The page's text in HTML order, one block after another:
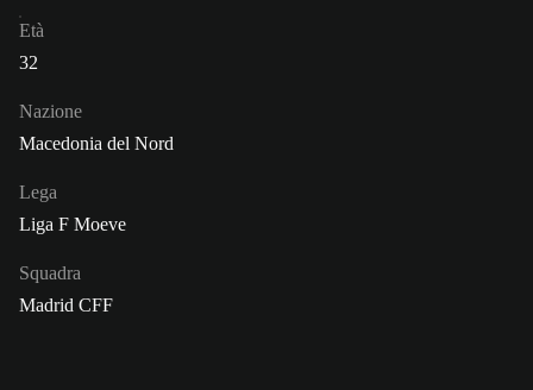
Età
32
Nazione
Macedonia del Nord
Lega
Liga F Moeve
Squadra
Madrid CFF